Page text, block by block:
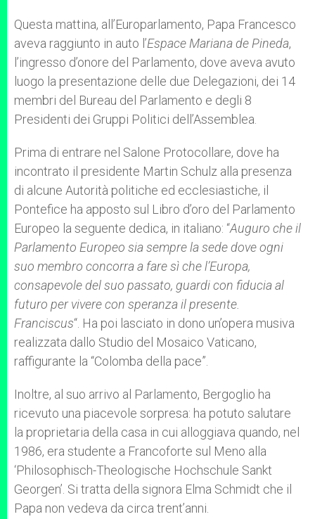
Questa mattina, all’Europarlamento, Papa Francesco
aveva raggiunto in auto l’Espace Mariana de Pineda,
l’ingresso d’onore del Parlamento, dove aveva avuto
luogo la presentazione delle due Delegazioni, dei 14
membri del Bureau del Parlamento e degli 8
Presidenti dei Gruppi Politici dell’Assemblea.
Prima di entrare nel Salone Protocollare, dove ha
incontrato il presidente Martin Schulz alla presenza
di alcune Autorità politiche ed ecclesiastiche, il
Pontefice ha apposto sul Libro d’oro del Parlamento
Europeo la seguente dedica, in italiano: “Auguro che il
Parlamento Europeo sia sempre la sede dove ogni
suo membro concorra a fare sì che l’Europa,
consapevole del suo passato, guardi con fiducia al
futuro per vivere con speranza il presente.
Franciscus“. Ha poi lasciato in dono un’opera musiva
realizzata dallo Studio del Mosaico Vaticano,
raffigurante la “Colomba della pace”.
Inoltre, al suo arrivo al Parlamento, Bergoglio ha
ricevuto una piacevole sorpresa: ha potuto salutare
la proprietaria della casa in cui alloggiava quando, nel
1986, era studente a Francoforte sul Meno alla
‘Philosophisch-Theologische Hochschule Sankt
Georgen’. Si tratta della signora Elma Schmidt che il
Papa non vedeva da circa trent’anni.